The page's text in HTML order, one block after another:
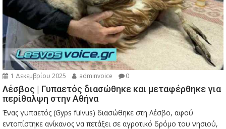
1 Δεκεμβρίου 2025 adminvoice 0
Λέσβος | Γυπαετός διασώθηκε και μεταφέρθηκε για
περίθαλψη στην Αθήνα
Ένας γυπαετός (Gyps fulvus) διασώθηκε στη Λέσβο, αφού
εντοπίστηκε ανίκανος να πετάξει σε αγροτικό δρόμο του νησιού,